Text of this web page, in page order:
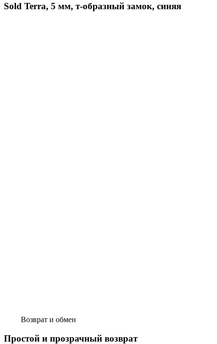
Sold Terra, 5 мм, т-образный замок, синяя
Возврат и обмен
Простой и прозрачный возврат